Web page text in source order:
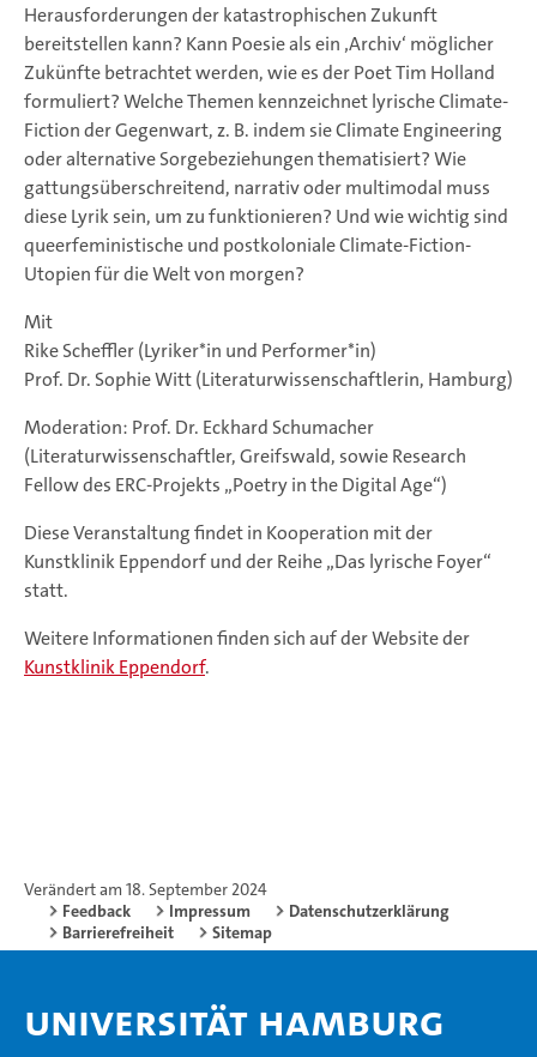
Herausforderungen der katastrophischen Zukunft
bereitstellen kann? Kann Poesie als ein ‚Archiv‘ möglicher
Zukünfte betrachtet werden, wie es der Poet Tim Holland
formuliert? Welche Themen kennzeichnet lyrische Climate-
Fiction der Gegenwart, z. B. indem sie Climate Engineering
oder alternative Sorgebeziehungen thematisiert? Wie
gattungsüberschreitend, narrativ oder multimodal muss
diese Lyrik sein, um zu funktionieren? Und wie wichtig sind
queerfeministische und postkoloniale Climate-Fiction-
Utopien für die Welt von morgen?
Mit
Rike Scheffler (Lyriker*in und Performer*in)
Prof. Dr. Sophie Witt (Literaturwissenschaftlerin, Hamburg)
Moderation: Prof. Dr. Eckhard Schumacher
(Literaturwissenschaftler, Greifswald, sowie Research
Fellow des ERC-Projekts „Poetry in the Digital Age“)
Diese Veranstaltung findet in Kooperation mit der
Kunstklinik Eppendorf und der Reihe „Das lyrische Foyer“
statt.
Weitere Informationen finden sich auf der Website der
Kunstklinik Eppendorf.
Verändert am 18. September 2024
Feedback
Impressum
Datenschutzerklärung
Barrierefreiheit
Sitemap
Universität Hamburg